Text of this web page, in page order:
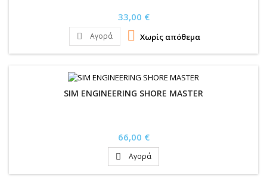
Τιμή
33,00 €
 Αγορά  Χωρίς απόθεμα
SIM ENGINEERING SHORE MASTER
Τιμή
66,00 €
 Αγορά